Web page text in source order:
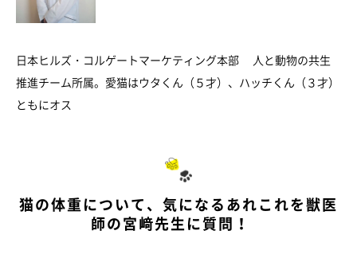
日本ヒルズ・コルゲートマーケティング本部 人と動物の共生
推進チーム所属。愛猫はウタくん（５才）、ハッチくん（３才）
ともにオス
猫の体重について、気になるあれこれを獣医
師の宮﨑先生に質問！